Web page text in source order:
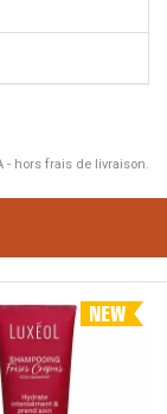
- hors frais de livraison.